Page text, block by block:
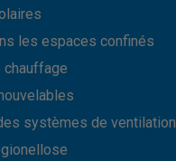
les espaces confinés
chauffage
systèmes de ventilation